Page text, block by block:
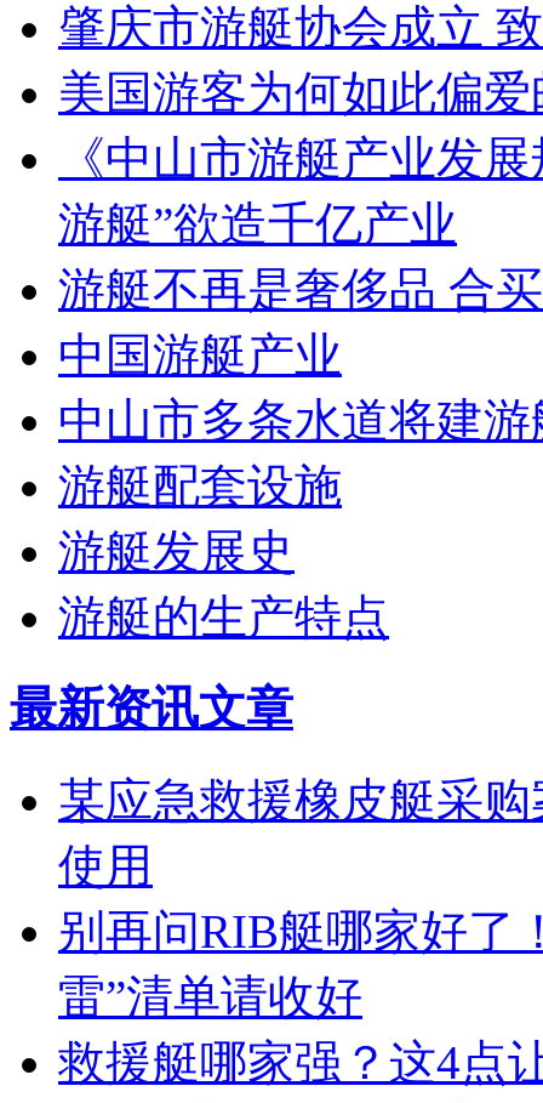
肇庆市游艇协会成立
美国游客为何如此偏
《中山市游艇产业发
游艇”欲造千亿产业
游艇不再是奢侈品 合
中国游艇产业
中山市多条水道将建
游艇配套设施
游艇发展史
游艇的生产特点
最新资讯文章
某应急救援橡皮艇采
使用
别再问RIB艇哪家好了
雷”清单请收好
救援艇哪家强？这4点